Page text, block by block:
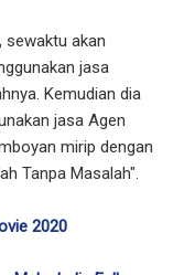
sewaktu akan
jasa
Kemudian dia
jasa Agen
mirip dengan
Tanpa Masalah".
2020